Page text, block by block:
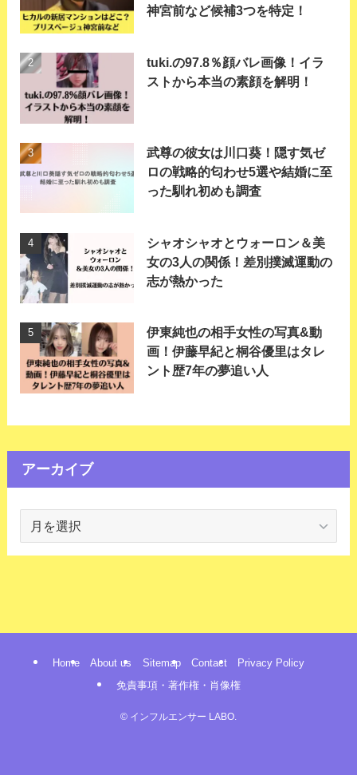
神宮前など候補3つを特定！
tuki.の97.8％顔バレ画像！イラ
ストから本当の素顔を解明！
武尊の彼女は川口葵！隠す気ゼ
ロの戦略的匂わせ5選や結婚に至
った馴れ初めも調査
シャオシャオとウォーロン＆美
女の3人の関係！差別撲滅運動の
志が熱かった
伊東純也の相手女性の写真&動
画！伊藤早紀と桐谷優里はタレ
ント歴7年の夢追い人
アーカイブ
カ
Home About us Sitemap Contact
Privacy Policy
免責事項・著作権・肖像権
© インフルエンサー LABO.